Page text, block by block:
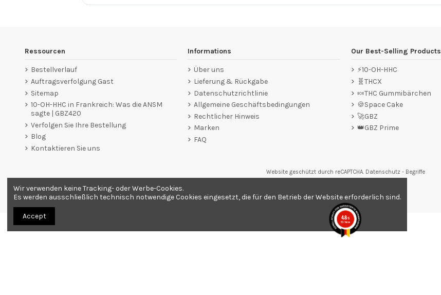
Ressourcen
Bestellverlauf
Auftragsverfolgung Gast
Sitemap
10-OH-HHC in Frankreich: Was die ANSM
sagte | GBZ420
Verfolgen Sie Ihre Bestellung
Blog
Kontaktieren Sie uns
Informations
Über uns
Lieferung & Rückgabe
Datenschutzrichtlinie
Allgemeine Geschäftsbedingungen
Rechtlicher Hinweis
Marken
FAQ
Our Best-Selling Products
⚡10-OH-HHC
🧬THCX
🍬THC Gummibärchen
🍪Space Cake
🚀GBZ
👑GBZ Prime
Website geschützt durch reCAPTCHA. Datenschutz - Begriffe
Händler zugelassen von Gesellschaft für Garantierte Bewertungen,
Alle Produkte werden als Souvenirs verkauft. Bestellung nur ab 18 Jahren.
Wir verwenden keine Tracking- oder Werbe-Cookies.
Es werden ausschließlich technisch notwendige Cookies eingesetzt, die für den Betrieb der Website erforderlich sind.
Accept 4.8/5
557 Noten